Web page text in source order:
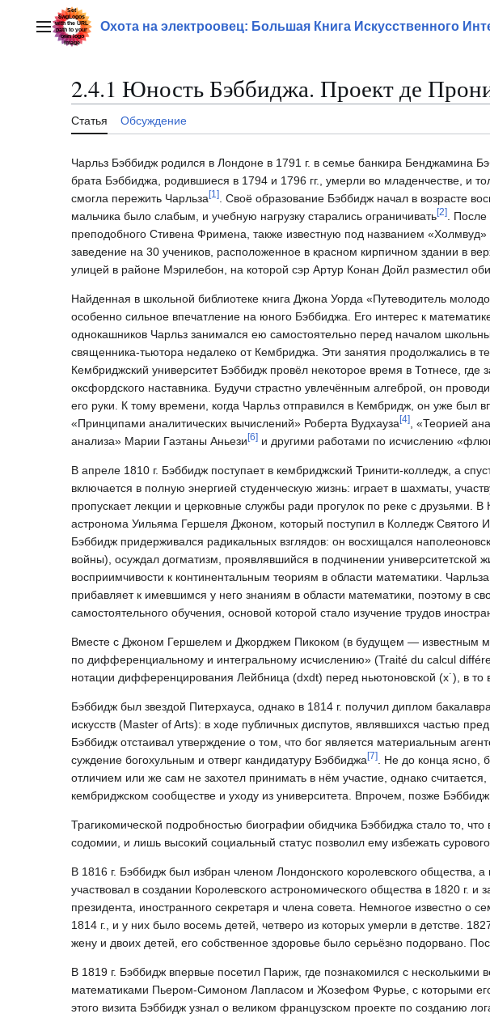
содержаниюГлавное менюОхота на электроовец: Большая Книга Искусственного
2.4.1 Юность Бэббиджа. Проект де
Статья Обсуждение
Чарльз Бэббидж родился в Лондоне в 1791 г. в семье банкира Бенджамина
брата Бэббиджа, родившиеся в 1794 и 1796 гг., умерли во младенчестве, и
смогла пережить Чарльза [1 ]
. Своё образование Бэббидж начал в возрасте
мальчика было слабым, и учебную нагрузку старались ограничивать[2]
.
преподобного Стивена Фримена, также известную под названием
заведение на 30 учеников, расположенное в красном кирпичном здании в
улицей в районе Мэрилебон, на которой сэр Артур Конан Дойл разместил
Найденная в школьной библиотеке книга Джона Уорда «Путеводитель
особенно сильное впечатление на юного Бэббиджа. Его интерес к
однокашников Чарльз занимался ею самостоятельно перед началом
священника-тьютора недалеко от Кембриджа. Эти занятия продолжались в
Кембриджский университет Бэббидж провёл некоторое время в Тотнесе, где
оксфордского наставника. Будучи страстно увлечённым алгеброй, он
его руки. К тому времени, когда Чарльз отправился в Кембридж, он уже
«Принципами аналитических вычислений» Роберта Вудхауза [4] , «Теорией
анализа» Марии Гаэтаны Аньези [6] и другими работами по исчислению
В апреле 1810 г. Бэббидж поступает в кембриджский Тринити-колледж, а
включается в полную энергией студенческую жизнь: играет в шахматы,
пропускает лекции и церковные службы ради прогулок по реке с друзьями.
астронома Уильяма Гершеля Джоном, который поступил в Колледж Святого
Бэббидж придерживался радикальных взглядов: он восхищался
войны), осуждал догматизм, проявлявшийся в подчинении университетской
восприимчивости к континентальным теориям в области математики.
прибавляет к имевшимся у него знаниям в области математики, поэтому в
самостоятельного обучения, основой которой стало изучение трудов
Вместе с Джоном Гершелем и Джорджем Пикоком (в будущем — известным
по дифференциальному и интегральному исчислению» (Traité du calcul
нотации дифференцирования Лейбница (dxdt) перед ньютоновской (x˙), в то
Бэббидж был звездой Питерхауса, однако в 1814 г. получил диплом
искусств (Master of Arts): в ходе публичных диспутов, являвшихся частью
Бэббидж отстаивал утверждение о том, что бог является материальным
суждение богохульным и отверг кандидатуру Бэббиджа [7]
. Не до конца ясно,
отличием или же сам не захотел принимать в нём участие, однако
кембриджском сообществе и уходу из университета. Впрочем, позже
Трагикомической подробностью биографии обидчика Бэббиджа стало то,
содомии, и лишь высокий социальный статус позволил ему избежать
В 1816 г. Бэббидж был избран членом Лондонского королевского
участвовал в создании Королевского астрономического общества в 1820 г.
президента, иностранного секретаря и члена совета. Немногое известно
1814 г., и у них было восемь детей, четверо из которых умерли в детстве.
жену и двоих детей, его собственное здоровье было серьёзно подорвано.
В 1819 г. Бэббидж впервые посетил Париж, где познакомился с
математиками Пьером-Симоном Лапласом и Жозефом Фурье, с которыми
этого визита Бэббидж узнал о великом французском проекте по созданию